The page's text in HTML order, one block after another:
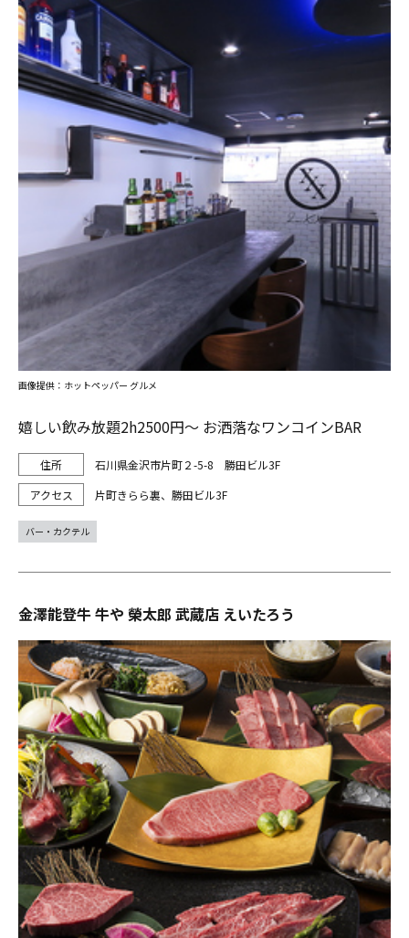
嬉しい飲み放題2h2500円～ お洒落なワンコインBAR
石川県金沢市片町２-5-8 勝田ビル3F
片町きらら裏、勝田ビル3F
画像提供：ホットペッパー グルメ
バー・カクテル
金澤能登牛 牛や 榮太郎 武蔵店 えいたろう